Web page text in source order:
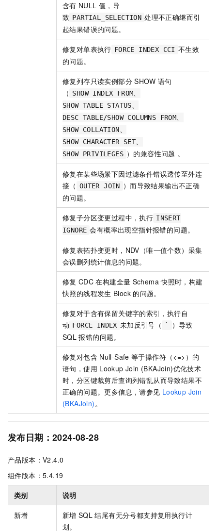
含有 NULL 值，导
致 PARTIAL_SELECTION 处理不正确继而引
起结果错误的问题。
修复对单表执行 FORCE INDEX CCI 不生效
的问题。
修复列存只读实例部分 SHOW 语句
（ SHOW INDEX FROM、
SHOW TABLE STATUS、
DESC TABLE/SHOW COLUMNS FROM、
SHOW COLLATION、
SHOW CHARACTER SET、
SHOW PRIVILEGES ）的兼容性问题 。
修复在某些场景下因过滤条件错误透传至外连
接（ OUTER JOIN ）而导致结果输出不正确
的问题。
修复子分区变更过程中，执行 INSERT
IGNORE 会有概率出现空指针报错的问题。
修复表拓扑变更时，NDV（唯一值个数）采集
会误删列统计信息的问题。
修复 CDC 在构建全量 Schema 快照时，构建
快照的线程发生 Block 的问题。
修复对于含有保留关键字的索引，执行自
动 FORCE INDEX 未加反引号（ `
）导致
SQL 报错的问题。
修复对包含 Null-Safe 等于操作符（<=>）的
语句，使用 Lookup Join (BKAJoin)优化技术
时，分区键裁剪后查询列错乱从而导致结果不
正确的问题。更多信息，请参见 Lookup Join
(BKAJoin)。
发布日期：2024-08-28
产品版本：V2.4.0
组件版本：5.4.19
类别 说明
新增 新增 SQL 结尾有无分号都支持复用执行计
划。